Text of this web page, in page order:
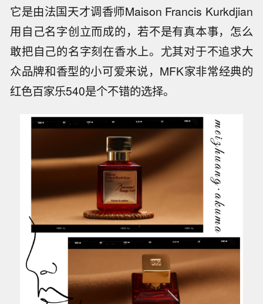
它是由法国天才调香师Maison Francis Kurkdjian
用自己名字创立而成的，若不是有真本事，怎么
敢把自己的名字刻在香水上。尤其对于不追求大
众品牌和香型的小可爱来说，MFK家非常经典的
红色百家乐540是个不错的选择。